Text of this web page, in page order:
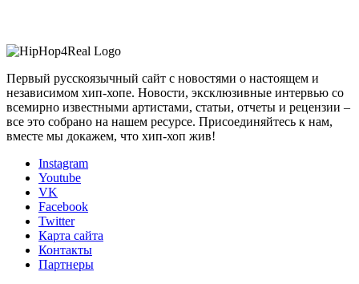
Первый русскоязычный сайт с новостями о настоящем и
независимом хип-хопе. Новости, эксклюзивные интервью со
всемирно известными артистами, статьи, отчеты и рецензии –
все это собрано на нашем ресурсе. Присоединяйтесь к нам,
вместе мы докажем, что хип-хоп жив!
Instagram
Youtube
VK
Facebook
Twitter
Карта сайта
Контакты
Партнеры